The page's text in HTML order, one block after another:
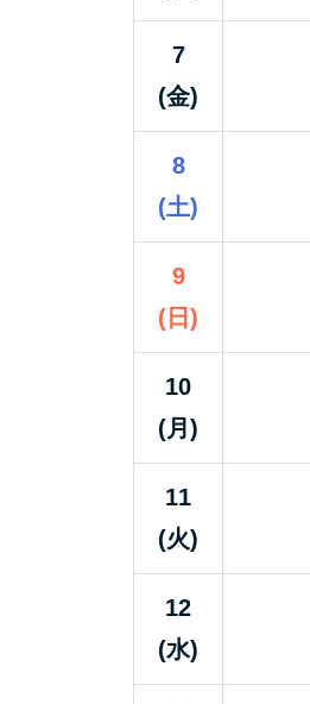
7
(金)
8
(土)
9
(日)
10
(月)
11
(火)
12
(水)